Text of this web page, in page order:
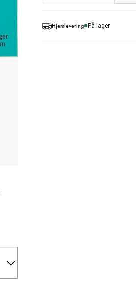
Hjemlevering På lager